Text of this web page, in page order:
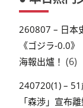
260807 – 日本
《ゴジラ-0.0
海報出爐！ (6)
240720(1) –
「森渉」宣布